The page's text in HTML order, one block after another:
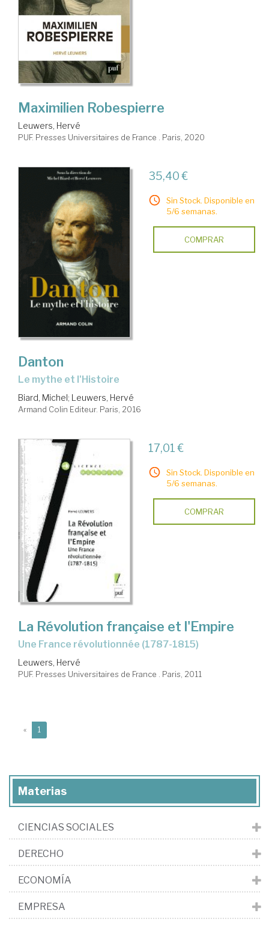
Maximilien Robespierre
Leuwers, Hervé
PUF. Presses Universitaires de France . Paris, 2020
35,40 €
Sin Stock. Disponible en
5/6 semanas.
COMPRAR
Danton
le mythe et l'Histoire
Biard, Michel; Leuwers, Hervé
Armand Colin Editeur. Paris, 2016
17,01 €
Sin Stock. Disponible en
5/6 semanas.
COMPRAR
La Révolution française et l'Empire
une France révolutionnée (1787-1815)
Leuwers, Hervé
PUF. Presses Universitaires de France . Paris, 2011
« 1
Materias
CIENCIAS SOCIALES
DERECHO
ECONOMÍA
EMPRESA